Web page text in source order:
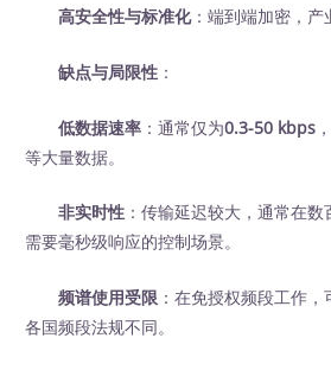
高安全性与标准化：端到端加密，产
缺点与局限性 ：
低数据速率 ：通常仅为0.3-50 kbps
等大量数据。
非实时性 ：传输延迟较大，通常在
需要毫秒级响应的控制场景。
频谱使用受限 ：在免授权频段工作
各国频段法规不同。